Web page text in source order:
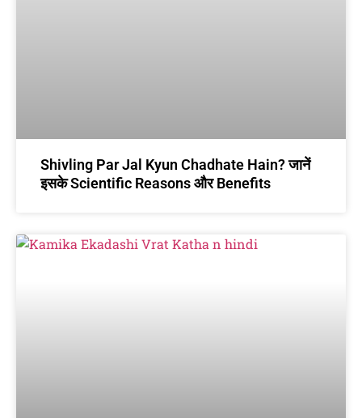
Shivling Par Jal Kyun Chadhate Hain? जानें
इसके Scientific Reasons और Benefits